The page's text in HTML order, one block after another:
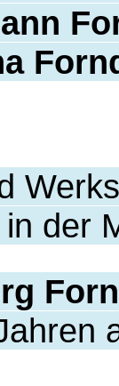
in der